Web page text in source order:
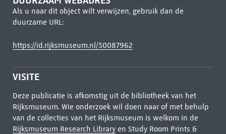
Als u naar dit object wilt verwijzen, gebruik dan de
duurzame URL:
https://id.rijksmuseum.nl/30087962
VISITE
Deze publicatie is afkomstig uit de bibliotheek van het
Rijksmuseum. Wie onderzoek wil doen naar of met behulp
van de collecties van het Rijksmuseum is welkom in de
Rijksmuseum Research Libraryen Study Room Prints &